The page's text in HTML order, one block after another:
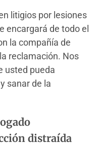
litigios por lesiones
encargará de todo el
la compañía de
reclamación. Nos
usted pueda
sanar de la
distraída